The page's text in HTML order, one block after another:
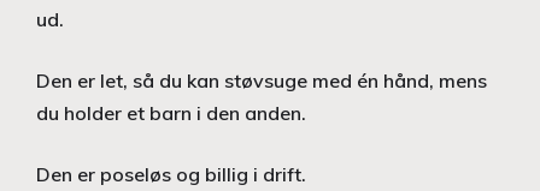
ud.
Den er let, så du kan støvsuge med én hånd, mens
du holder et barn i den anden.
Den er poseløs og billig i drift.